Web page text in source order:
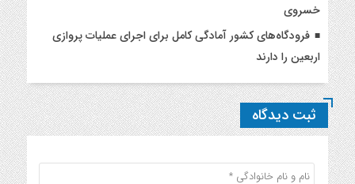
خسروی
فرودگاه‌های کشور آمادگی کامل برای اجرای عملیات پروازی
اربعین را دارند
ثبت دیدگاه